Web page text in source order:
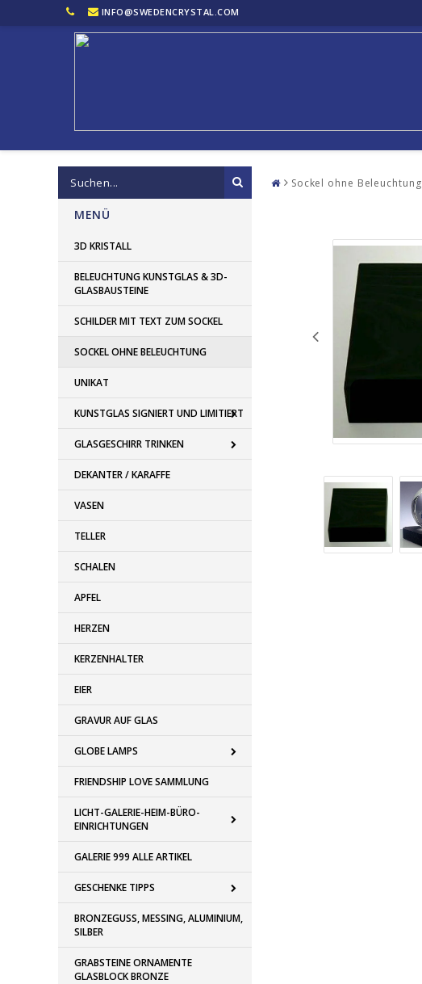
INFO@SWEDENCRYSTAL.COM
MENÜ
3D KRISTALL
BELEUCHTUNG KUNSTGLAS & 3D-
GLASBAUSTEINE
SCHILDER MIT TEXT ZUM SOCKEL
SOCKEL OHNE BELEUCHTUNG
UNIKAT
KUNSTGLAS SIGNIERT UND LIMITIERT
GLASGESCHIRR TRINKEN
DEKANTER / KARAFFE
VASEN
TELLER
SCHALEN
APFEL
HERZEN
KERZENHALTER
EIER
GRAVUR AUF GLAS
GLOBE LAMPS
FRIENDSHIP LOVE SAMMLUNG
LICHT-GALERIE-HEIM-BÜRO-
EINRICHTUNGEN
GALERIE 999 ALLE ARTIKEL
GESCHENKE TIPPS
BRONZEGUSS, MESSING, ALUMINIUM,
SILBER
GRABSTEINE ORNAMENTE
GLASBLOCK BRONZE
Sockel ohne Beleuchtung